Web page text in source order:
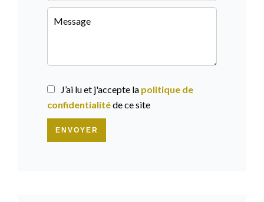
J’ai lu et j'accepte la politique de
confidentialitéde ce site
ENVOYER